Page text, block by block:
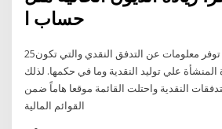
حساب ا
25‏‏/9‏‏/1435 بعد الهجرة توفر معلومات عن التدفق النقدي والتي تكون
علي توليد النقدية وما في حكمها. لذلك
النقدية واحتلت القائمة موقعا هاماً ضمن
القوائم المالية